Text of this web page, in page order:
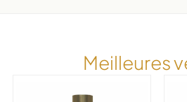
Meilleures